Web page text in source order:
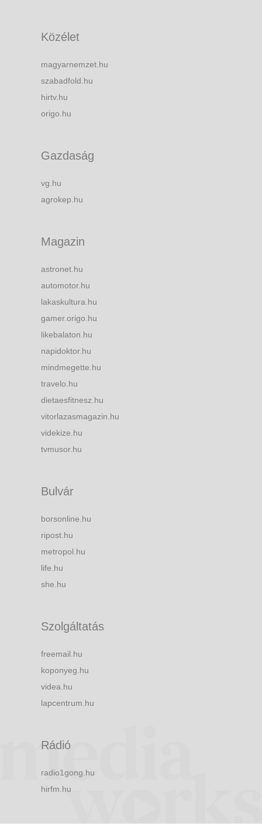
Közélet
magyarnemzet.hu
szabadfold.hu
hirtv.hu
origo.hu
Gazdaság
vg.hu
agrokep.hu
Magazin
astronet.hu
automotor.hu
lakaskultura.hu
gamer.origo.hu
likebalaton.hu
napidoktor.hu
mindmegette.hu
travelo.hu
dietaesfitnesz.hu
vitorlazasmagazin.hu
videkize.hu
tvmusor.hu
Bulvár
borsonline.hu
ripost.hu
metropol.hu
life.hu
she.hu
Szolgáltatás
freemail.hu
koponyeg.hu
videa.hu
lapcentrum.hu
Rádió
radio1gong.hu
hirfm.hu